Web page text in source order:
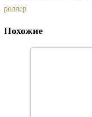
роллер
Похожие